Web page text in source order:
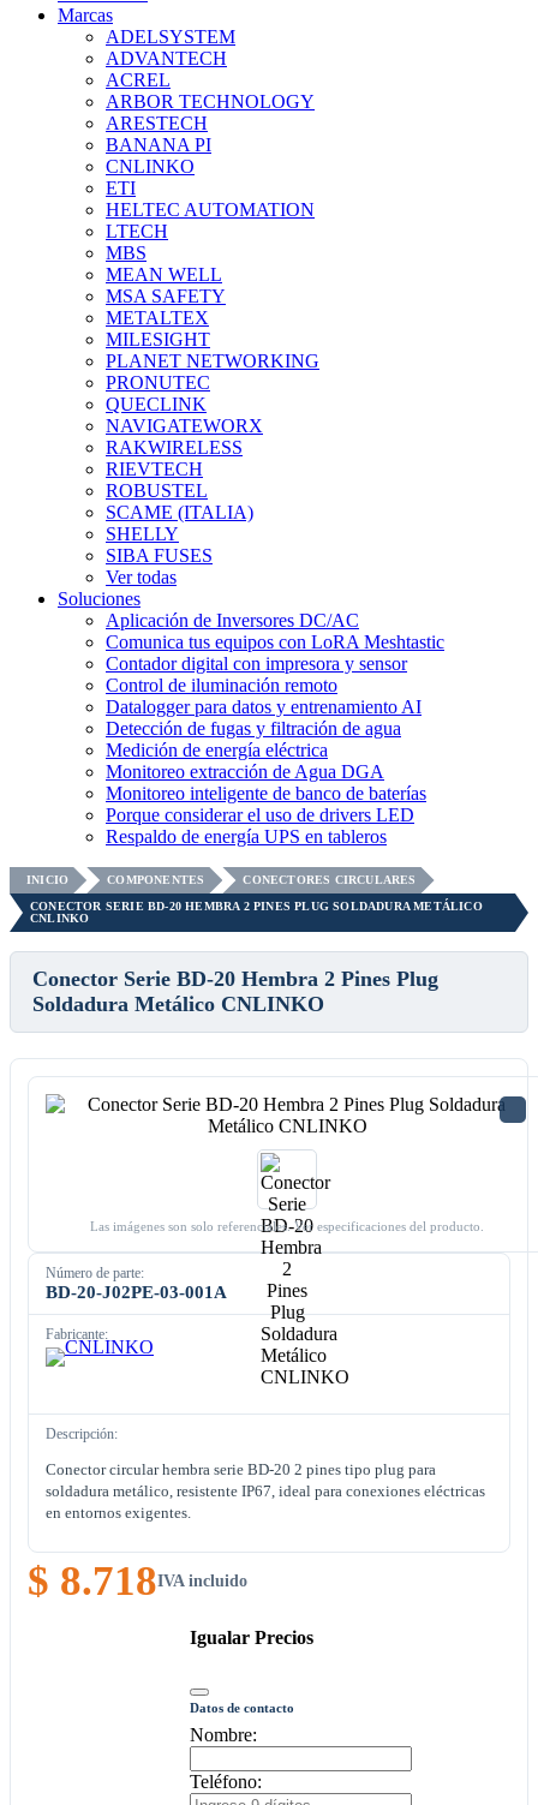
Marcas
ADELSYSTEM
ADVANTECH
ACREL
ARBOR TECHNOLOGY
ARESTECH
BANANA PI
CNLINKO
ETI
HELTEC AUTOMATION
LTECH
MBS
MEAN WELL
MSA SAFETY
METALTEX
MILESIGHT
PLANET NETWORKING
PRONUTEC
QUECLINK
NAVIGATEWORX
RAKWIRELESS
RIEVTECH
ROBUSTEL
SCAME (ITALIA)
SHELLY
SIBA FUSES
Ver todas
Soluciones
Aplicación de Inversores DC/AC
Comunica tus equipos con LoRA Meshtastic
Contador digital con impresora y sensor
Control de iluminación remoto
Datalogger para datos y entrenamiento AI
Detección de fugas y filtración de agua
Medición de energía eléctrica
Monitoreo extracción de Agua DGA
Monitoreo inteligente de banco de baterías
Porque considerar el uso de drivers LED
Respaldo de energía UPS en tableros
INICIO COMPONENTES
CONECTORES CIRCULARES
CONECTOR SERIE BD-20 HEMBRA 2 PINES PLUG SOLDADURA METÁLICO
CNLINKO
Conector Serie BD-20 Hembra 2 Pines Plug
Soldadura Metálico CNLINKO
Las imágenes son solo referenciales. Ver especificaciones del producto.
Número de parte:
BD-20-J02PE-03-001A
Fabricante:
Descripción:
Conector circular hembra serie BD-20 2 pines tipo plug para
soldadura metálico, resistente IP67, ideal para conexiones eléctricas
en entornos exigentes.
$ 8.718IVA incluido
Igualar Precios
Datos de contacto
Nombre:
Teléfono: